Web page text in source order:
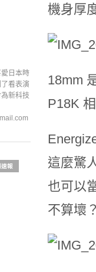
機身厚
18mm
P18K
這麼驚
也可以
不算壞？
日本時
看表演
新科技
報